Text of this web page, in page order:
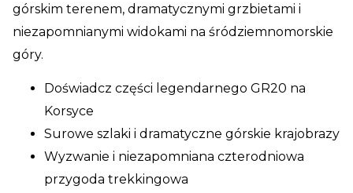
górskim terenem, dramatycznymi grzbietami i
niezapomnianymi widokami na śródziemnomorskie
góry.
Doświadcz części legendarnego GR20 na
Korsyce
Surowe szlaki i dramatyczne górskie krajobrazy
Wyzwanie i niezapomniana czterodniowa
przygoda trekkingowa